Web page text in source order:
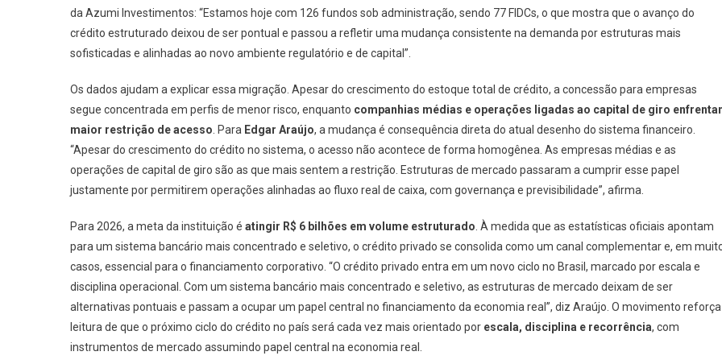
da Azumi Investimentos: “Estamos hoje com 126 fundos sob administração, sendo 77 FIDCs, o que mostra que o avanço do
crédito estruturado deixou de ser pontual e passou a refletir uma mudança consistente na demanda por estruturas mais
sofisticadas e alinhadas ao novo ambiente regulatório e de capital”.
Os dados ajudam a explicar essa migração. Apesar do crescimento do estoque total de crédito, a concessão para empresas
segue concentrada em perfis de menor risco, enquanto companhias médias e operações ligadas ao capital de giro
maior restrição de acesso . Para Edgar Araújo, a mudança é consequência direta do atual desenho do sistema financeiro.
“Apesar do crescimento do crédito no sistema, o acesso não acontece de forma homogênea. As empresas médias e as
operações de capital de giro são as que mais sentem a restrição. Estruturas de mercado passaram a cumprir esse papel
justamente por permitirem operações alinhadas ao fluxo real de caixa, com governança e previsibilidade”, afirma.
Para 2026, a meta da instituição é atingir R$ 6 bilhões em volume estruturado . À medida que as estatísticas oficiais apontam
para um sistema bancário mais concentrado e seletivo, o crédito privado se consolida como um canal complementar e, em
casos, essencial para o financiamento corporativo. “O crédito privado entra em um novo ciclo no Brasil, marcado por escala e
disciplina operacional. Com um sistema bancário mais concentrado e seletivo, as estruturas de mercado deixam de ser
alternativas pontuais e passam a ocupar um papel central no financiamento da economia real”, diz Araújo. O movimento
leitura de que o próximo ciclo do crédito no país será cada vez mais orientado por escala, disciplina e recorrência, com
instrumentos de mercado assumindo papel central na economia real.